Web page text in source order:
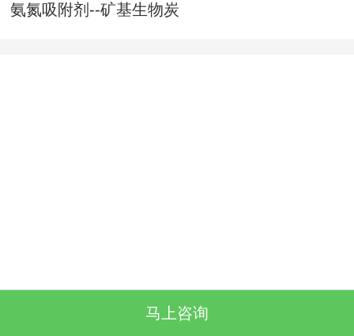
氨氮吸附剂--矿基生物炭
马上咨询